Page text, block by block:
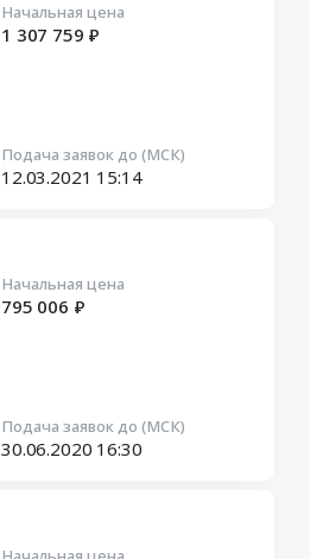
Начальная цена
1 307 759 ₽
Подача заявок до (МСК)
12.03.2021 15:14
Начальная цена
795 006 ₽
Подача заявок до (МСК)
30.06.2020 16:30